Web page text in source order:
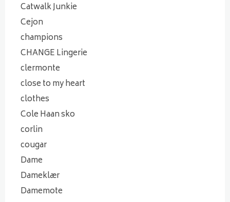
Catwalk Junkie
Cejon
champions
CHANGE Lingerie
clermonte
close to my heart
clothes
Cole Haan sko
corlin
cougar
Dame
Dameklær
Damemote